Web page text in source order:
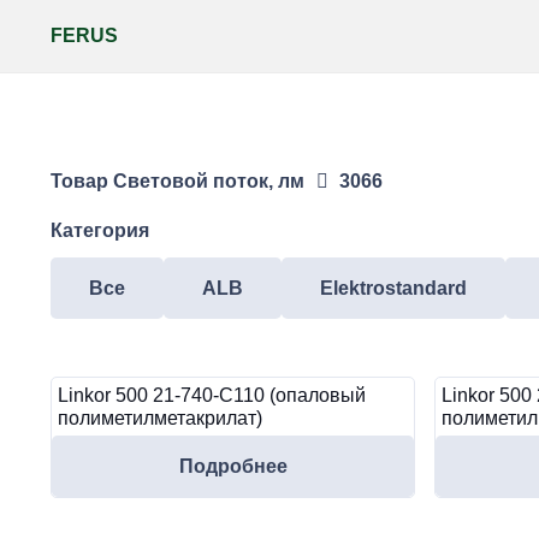
FERUS
Товар Световой поток, лм 3066
Категория
Все ALB Elektrostandard
Linkor 500 21-740-C110 (опаловый
полиметилметакрилат)
Подробнее
Linkor